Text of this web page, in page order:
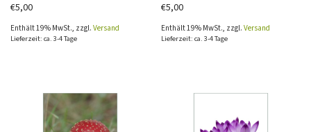
€5,00
Enthält 19% MwSt., zzgl. Versand
Lieferzeit: ca. 3-4 Tage
€5,00
Enthält 19% MwSt., zzgl. Versand
Lieferzeit: ca. 3-4 Tage